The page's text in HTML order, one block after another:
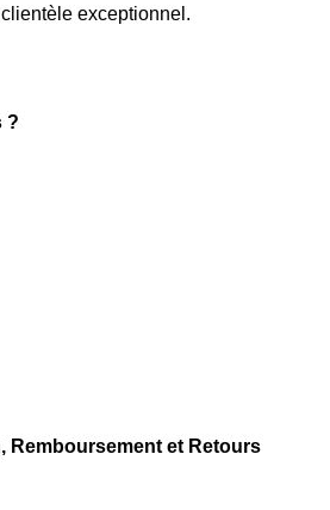
exceptionnel.
?
Remboursement et Retours